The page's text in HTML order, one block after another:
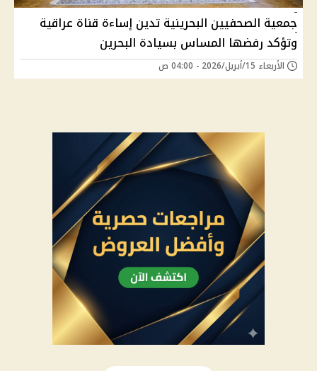
جمعية الصحفيين البحرينية تدين إساءة قناة عراقية
وتؤكد رفضها المساس بسيادة البحرين
الأربعاء 15/أبريل/2026 - 04:00 ص